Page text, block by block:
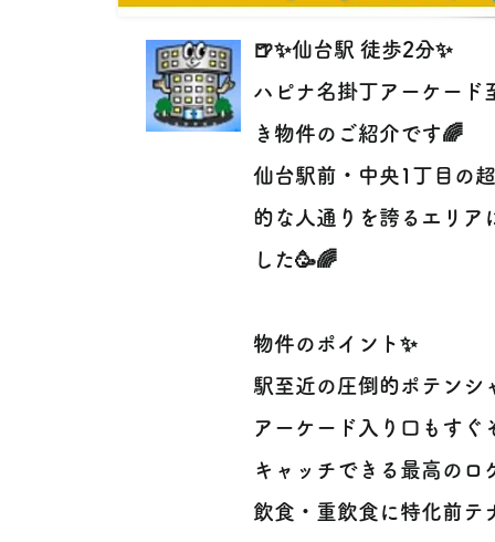
🍺✨仙台駅 徒歩2分✨
ハピナ名掛丁アーケード
き物件のご紹介です🌈
仙台駅前・中央1丁目の
的な人通りを誇るエリア
した🥳🌈
物件のポイント✨
駅至近の圧倒的ポテンシ
アーケード入り口もすぐ
キャッチできる最高のロ
飲食・重飲食に特化前テ